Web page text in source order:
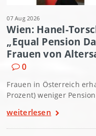
07 Aug 2026
Wien: Hanel-
„Equal Pension
Frauen von
0
Frauen in Österreich
Prozent) weniger
weiterlesen